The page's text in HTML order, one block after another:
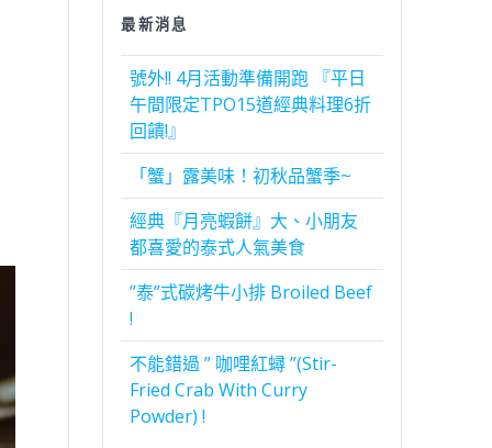
最新消息
號外!! 4月活動準備開跑 『平日
午間限定TPO15道經典料理6折
回饋!』
「蟹」露美味！初秋品蟹季~
經典『月亮蝦餅』大、小朋友
都喜愛的泰式人氣美食
”泰”式碳烤牛小排 Broiled Beef
!
不能錯過 ” 咖哩紅蟳 ”(Stir-
Fried Crab With Curry
Powder) !